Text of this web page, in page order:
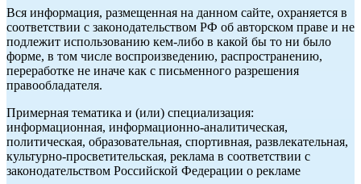
Вся информация, размещенная на данном сайте, охраняется в
соответствии с законодательством РФ об авторском праве и не
подлежит использованию кем-либо в какой бы то ни было
форме, в том числе воспроизведению, распространению,
переработке не иначе как с письменного разрешения
правообладателя.
Примерная тематика и (или) специализация:
информационная, информационно-аналитическая,
политическая, образовательная, спортивная, развлекательная,
культурно-просветительская, реклама в соответствии с
законодательством Российской Федерации о рекламе